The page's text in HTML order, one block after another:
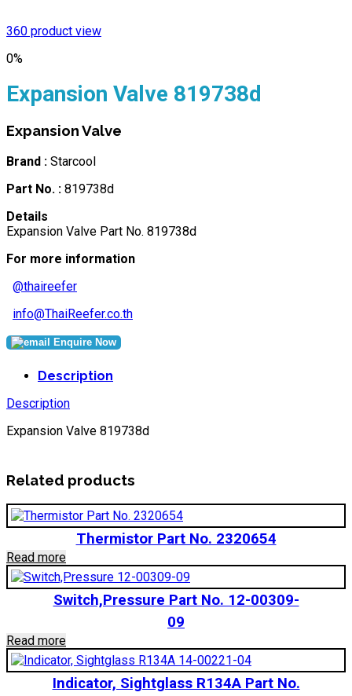
360 product view
0%
Expansion Valve 819738d
Expansion Valve
Brand : Starcool
Part No. : 819738d
Details
Expansion Valve Part No. 819738d
For more information
@thaireefer
info@ThaiReefer.co.th
Enquire Now
Description
Description
Expansion Valve 819738d
Related products
Thermistor Part No. 2320654
Read more
Switch,Pressure Part No. 12-00309-
09
Read more
Indicator, Sightglass R134A Part No.